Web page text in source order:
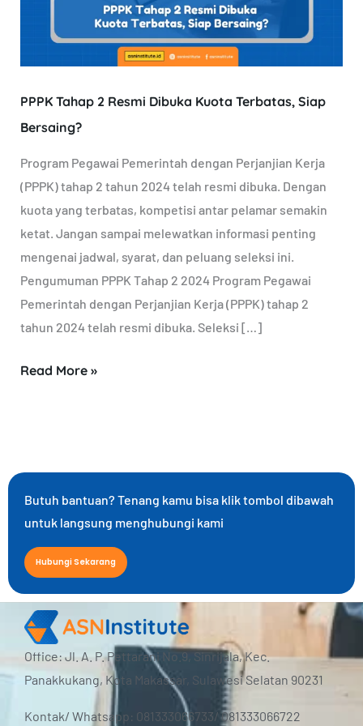
PPPK Tahap 2 Resmi Dibuka Kuota Terbatas, Siap
Bersaing?
Program Pegawai Pemerintah dengan Perjanjian Kerja
(PPPK) tahap 2 tahun 2024 telah resmi dibuka. Dengan
kuota yang terbatas, kompetisi antar pelamar semakin
ketat. Jangan sampai melewatkan informasi penting
mengenai jadwal, syarat, dan peluang seleksi ini.
Pengumuman PPPK Tahap 2 2024 Program Pegawai
Pemerintah dengan Perjanjian Kerja (PPPK) tahap 2
tahun 2024 telah resmi dibuka. Seleksi […]
Kuota
Bersaing?
Read More »
Butuh bantuan? Tenang kamu bisa klik tombol dibawah
untuk langsung menghubungi kami
Hubungi Sekarang
Office: Jl. A. P. Pettarani No.9, Sinrijala, Kec.
Panakkukang, Kota Makassar, Sulawesi Selatan 90231
Kontak/ Whatsapp: 081333066733/ 081333066722